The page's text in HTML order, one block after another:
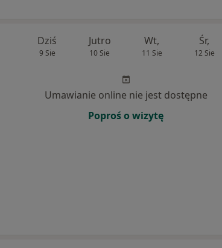
Dziś
9 Sie
Jutro
10 Sie
Wt,
11 Sie
Śr,
12 Sie
Umawianie online nie jest dostępne
Poproś o wizytę